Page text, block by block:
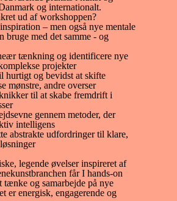
og internationalt.
ud af workshoppen?
– men også nye mentale
bruge med det samme - og
tænkning og identificere nye
projekter
hurtigt og bevidst at skifte
mønstre, andre overser
til at skabe fremdrift i
gennem metoder, der
intelligens
abstrakte udfordringer til klare,
legende øvelser inspireret af
får I hands-on
tænke og samarbejde på nye
er energisk, engagerende og